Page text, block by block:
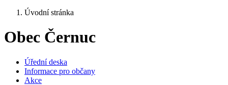
Úvodní stránka
Obec Černuc
Úřední deska
Informace pro občany
Akce